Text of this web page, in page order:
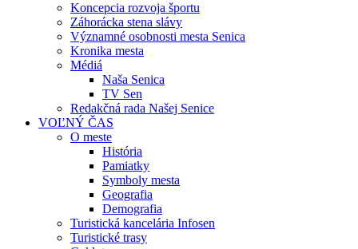
Koncepcia rozvoja športu
Záhorácka stena slávy
Významné osobnosti mesta Senica
Kronika mesta
Médiá
Naša Senica
TV Sen
Redakčná rada Našej Senice
VOĽNÝ ČAS
O meste
História
Pamiatky
Symboly mesta
Geografia
Demografia
Turistická kancelária Infosen
Turistické trasy